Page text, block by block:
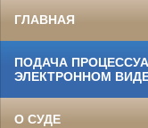
ГЛАВНАЯ
ПОДАЧА
ЭЛЕКТРОННОМ
О СУДЕ